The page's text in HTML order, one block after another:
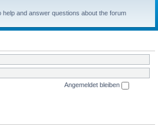
help and answer questions about the forum
Angemeldet bleiben